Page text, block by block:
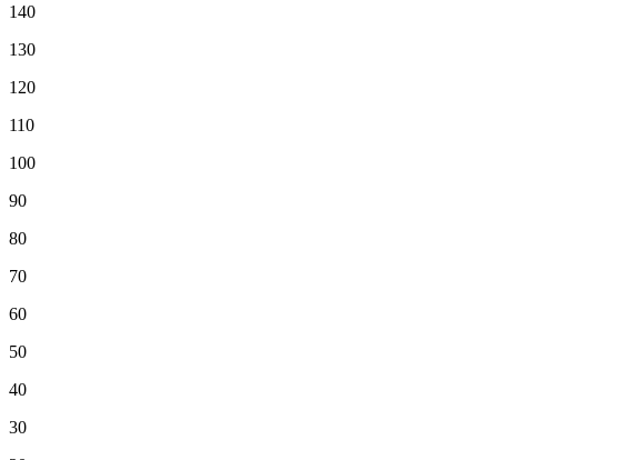
140
130
120
110
100
90
80
70
60
50
40
30